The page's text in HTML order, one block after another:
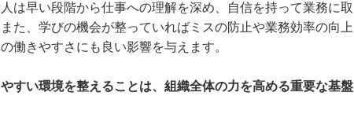
は早い段階から仕事への理解を深め、自信を持って業務に取
た、学びの機会が整っていればミスの防止や業務効率の向上
働きやすさにも良い影響を与えます。
すい環境を整えることは、組織全体の力を高める重要な基盤